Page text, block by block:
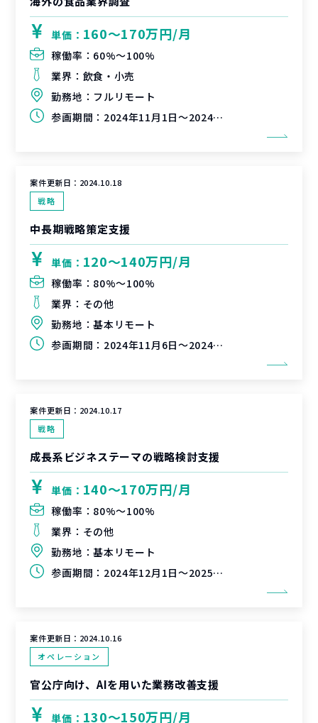
単価： 160〜170万円/月
稼働率： 60%〜100%
業界： 飲食・小売
勤務地： フルリモート
参画期間： 2024年11月1日～2024年12月中旬または下旬
案件更新日： 2024.10.18
戦略
中長期戦略策定支援
単価： 120〜140万円/月
稼働率： 80%〜100%
業界： その他
勤務地：基本リモート
参画期間： 2024年11月6日～2024年12月31日（延長可能性有）
案件更新日： 2024.10.17
戦略
成長系ビジネステーマの戦略検討支援
単価： 140〜170万円/月
稼働率： 80%〜100%
業界： その他
勤務地：基本リモート
参画期間： 2024年12月1日～2025年2月28日（延長可能性有）
案件更新日： 2024.10.16
オペレーション
官公庁向け、AIを用いた業務改善支援
単価： 130〜150万円/月